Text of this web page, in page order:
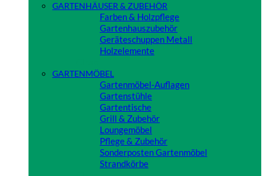
GARTENHÄUSER & ZUBEHÖR
Farben & Holzpflege
Gartenhauszubehör
Geräteschuppen Metall
Holzelemente
GARTENMÖBEL
Gartenmöbel-Auflagen
Gartenstühle
Gartentische
Grill & Zubehör
Loungemöbel
Pflege & Zubehör
Sonderposten Gartenmöbel
Strandkörbe